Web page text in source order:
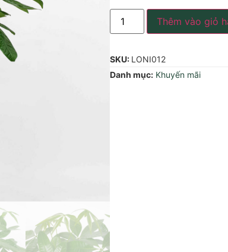
Thêm vào giỏ
SKU: LONI012
Danh mục: Khuyến mãi